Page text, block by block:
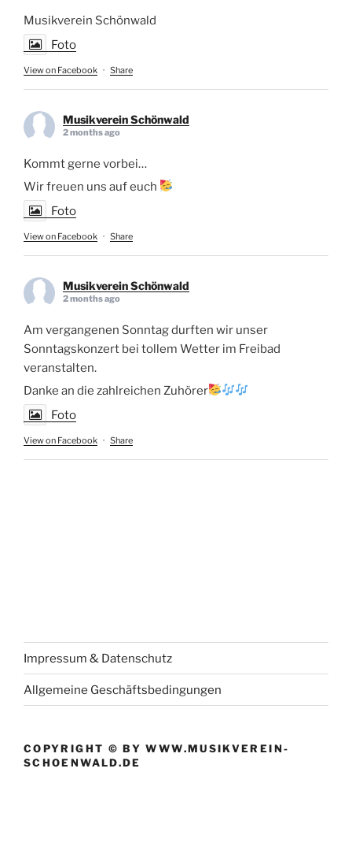
Musikverein Schönwald
Foto
View on Facebook · Share
Musikverein Schönwald
2 months ago
Kommt gerne vorbei…
Wir freuen uns auf euch
Foto
View on Facebook · Share
Musikverein Schönwald
2 months ago
Am vergangenen Sonntag durften wir unser
Sonntagskonzert bei tollem Wetter im Freibad
veranstalten.
Danke an die zahlreichen Zuhörer
Foto
View on Facebook · Share
Impressum & Datenschutz
Allgemeine Geschäftsbedingungen
COPYRIGHT © BY WWW.MUSIKVEREIN-
SCHOENWALD.DE